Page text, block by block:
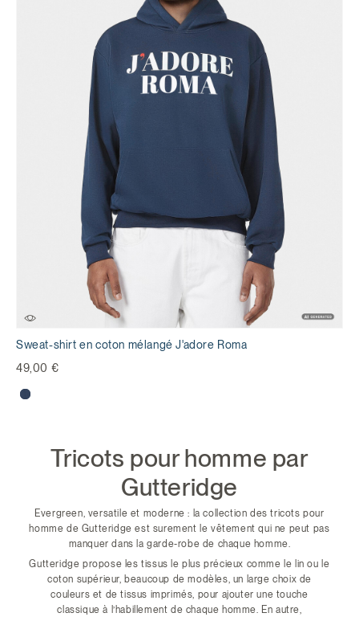
Sweat-shirt en coton mélangé J'adore Roma
49,00 €
Tricots pour homme par
Gutteridge
Evergreen, versatile et moderne : la collection des tricots pour
homme de Gutteridge est surement le vêtement qui ne peut pas
manquer dans la garde-robe de chaque homme.
Gutteridge propose les tissus le plus précieux comme le lin ou le
coton supérieur, beaucoup de modèles, un large choix de
couleurs et de tissus imprimés, pour ajouter une touche
classique à l’habillement de chaque homme. En autre,